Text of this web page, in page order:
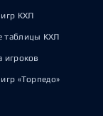
КХЛ
таблицы КХЛ
игроков
«Торпедо»